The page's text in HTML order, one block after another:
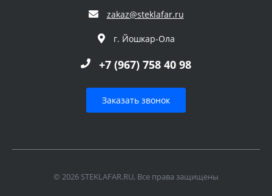
zakaz@steklafar.ru
г. Йошкар-Ола
+7 (967) 758 40 98
Заказать звонок
© 2026 STEKLAFAR.RU, Все права защищены